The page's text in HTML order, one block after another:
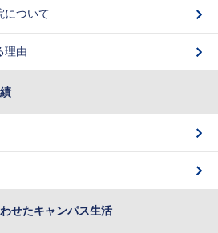
について
理由
せたキャンパス生活